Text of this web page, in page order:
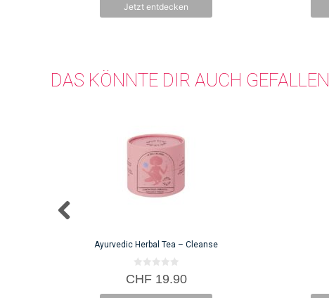
5
Jetzt entdecken
DAS KÖNNTE DIR AUCH GEFALLEN
Ayurvedic Herbal Tea – Cleanse
0
v
CHF19.90